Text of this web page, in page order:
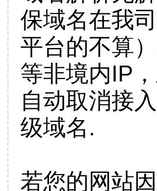
保域名在我
平台的不算
等非境内IP
自动取消接
级域名.
若您的网站